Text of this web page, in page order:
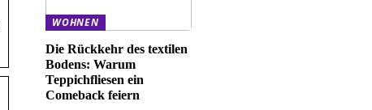
WOHNEN
Die Rückkehr des textilen
Bodens: Warum
Teppichfliesen ein
Comeback feiern